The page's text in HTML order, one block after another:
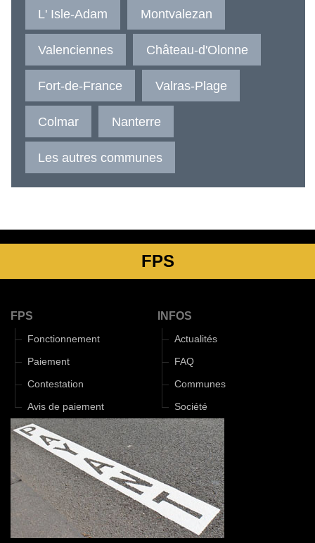
L' Isle-Adam Montvalezan
Valenciennes Château-d'Olonne
Fort-de-France Valras-Plage
Colmar Nanterre
Les autres communes
FPS
FPS
Fonctionnement
Paiement
Contestation
Avis de paiement
INFOS
Actualités
FAQ
Communes
Société